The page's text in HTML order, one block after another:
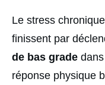
Le stress
finissent par
de bas grade
réponse physique